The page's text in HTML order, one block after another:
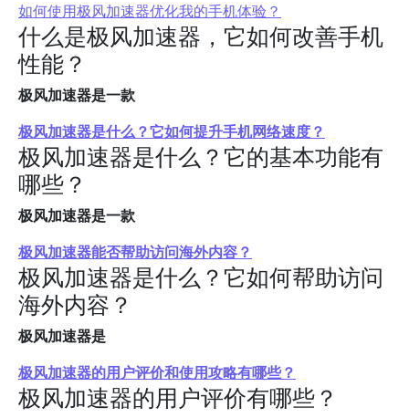
如何使用极风加速器优化我的手机体验？
什么是极风加速器，它如何改善手机
性能？
极风加速器是一款
极风加速器是什么？它如何提升手机网络速度？
极风加速器是什么？它的基本功能有
哪些？
极风加速器是一款
极风加速器能否帮助访问海外内容？
极风加速器是什么？它如何帮助访问
海外内容？
极风加速器是
极风加速器的用户评价和使用攻略有哪些？
极风加速器的用户评价有哪些？